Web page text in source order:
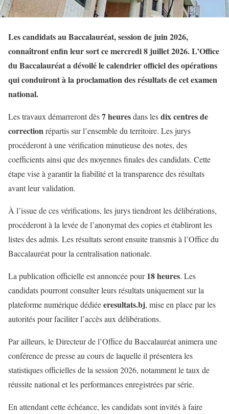
Les candidats au Baccalauréat, session de juin 2026,
connaîtront enfin leur sort ce mercredi 8 juillet 2026. L’Office
du Baccalauréat a dévoilé le calendrier officiel des opérations
qui conduiront à la proclamation des résultats de cet examen
national.
Les travaux démarreront dès7 heuresdans lesdix centres de
correctionrépartis sur l’ensemble du territoire. Les jurys
procéderont à une vérification minutieuse des notes, des
coefficients ainsi que des moyennes finales des candidats. Cette
étape vise à garantir la fiabilité et la transparence des résultats
avant leur validation.
À l’issue de ces vérifications, les jurys tiendront les délibérations,
procéderont à la levée de l’anonymat des copies et établiront les
listes des admis. Les résultats seront ensuite transmis à l’Office du
Baccalauréat pour la centralisation nationale.
La publication officielle est annoncée pour18 heures. Les
candidats pourront consulter leurs résultats uniquement sur la
plateforme numérique dédiéeeresultats.bj, mise en place par les
autorités pour faciliter l’accès aux délibérations.
Par ailleurs, le Directeur de l’Office du Baccalauréat animera une
conférence de presse au cours de laquelle il présentera les
statistiques officielles de la session 2026, notamment le taux de
réussite national et les performances enregistrées par série.
En attendant cette échéance, les candidats sont invités à faire